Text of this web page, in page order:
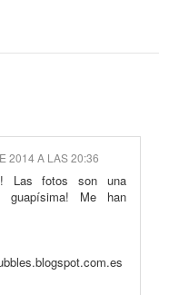
2014 A LAS 20:36
Las fotos son una
Me han